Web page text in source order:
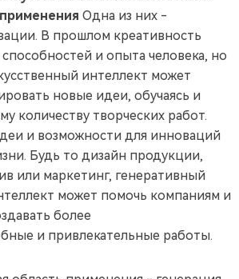
Одна из них -
В прошлом креативность
способностей и опыта человека, но
интеллект может
новые идеи, обучаясь и
количеству творческих работ.
и возможности для инноваций
Будь то дизайн продукции,
или маркетинг, генеративный
может помочь компаниям и
более
и привлекательные работы.